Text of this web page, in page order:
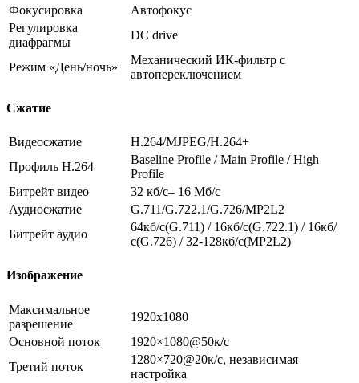
Фокусировка
Автофокус
Регулировка
диафрагмы
DC drive
Режим «День/ночь»
Механический ИК-фильтр с
автопереключением
Сжатие
Видеосжатие
H.264/MJPEG/H.264+
Профиль H.264
Baseline Profile / Main Profile / High
Profile
Битрейт видео
32 кб/с– 16 Мб/с
Аудиосжатие
G.711/G.722.1/G.726/MP2L2
Битрейт аудио
64кб/с(G.711) / 16кб/с(G.722.1) / 16кб/
с(G.726) / 32-128кб/с(MP2L2)
Изображение
Максимальное
разрешение
1920х1080
Основной поток
1920×1080@50к/с
Третий поток
1280×720@20к/с, независимая
настройка